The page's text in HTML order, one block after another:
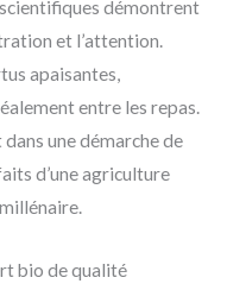
démontrent
et l’attention.
apaisantes,
entre les repas.
une démarche de
d’une agriculture
bio de qualité